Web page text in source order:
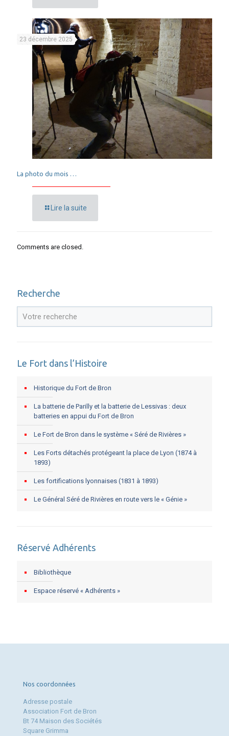
23 décembre 2025
La photo du mois …
Lire la suite
Comments are closed.
Recherche
Le Fort dans l’Histoire
Historique du Fort de Bron
La batterie de Parilly et la batterie de Lessivas : deux
batteries en appui du Fort de Bron
Le Fort de Bron dans le système « Séré de Rivières »
Les Forts détachés protégeant la place de Lyon (1874 à
1893)
Les fortifications lyonnaises (1831 à 1893)
Le Général Séré de Rivières en route vers le « Génie »
Réservé Adhérents
Bibliothèque
Espace réservé « Adhérents »
Nos coordonnées
Adresse postale
Association Fort de Bron
Bt 74 Maison des Sociétés
Square Grimma